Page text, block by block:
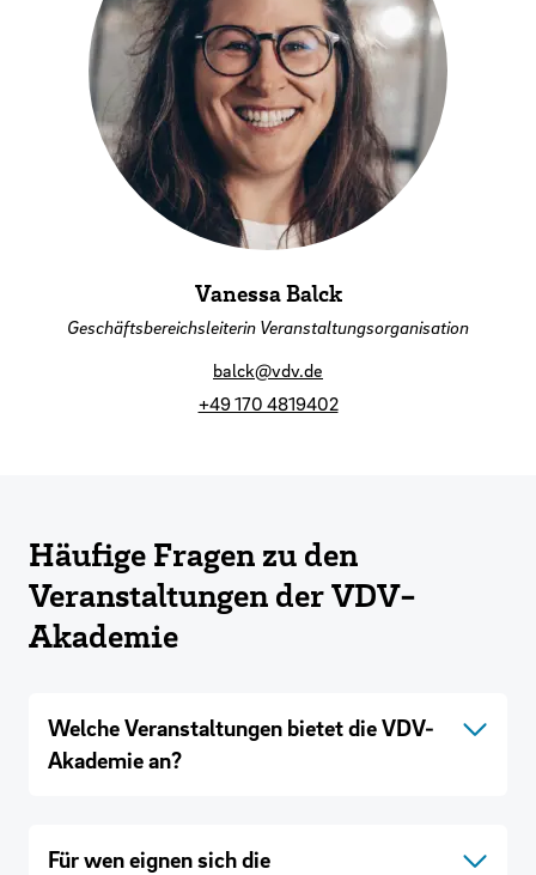
Vanessa Balck
Geschäftsbereichsleiterin Veranstaltungsorganisation
balck@vdv.de
+49 170 4819402
Häufige Fragen zu den
Veranstaltungen der VDV-
Akademie
Welche Veranstaltungen bietet die VDV-
Akademie an?
Für wen eignen sich die